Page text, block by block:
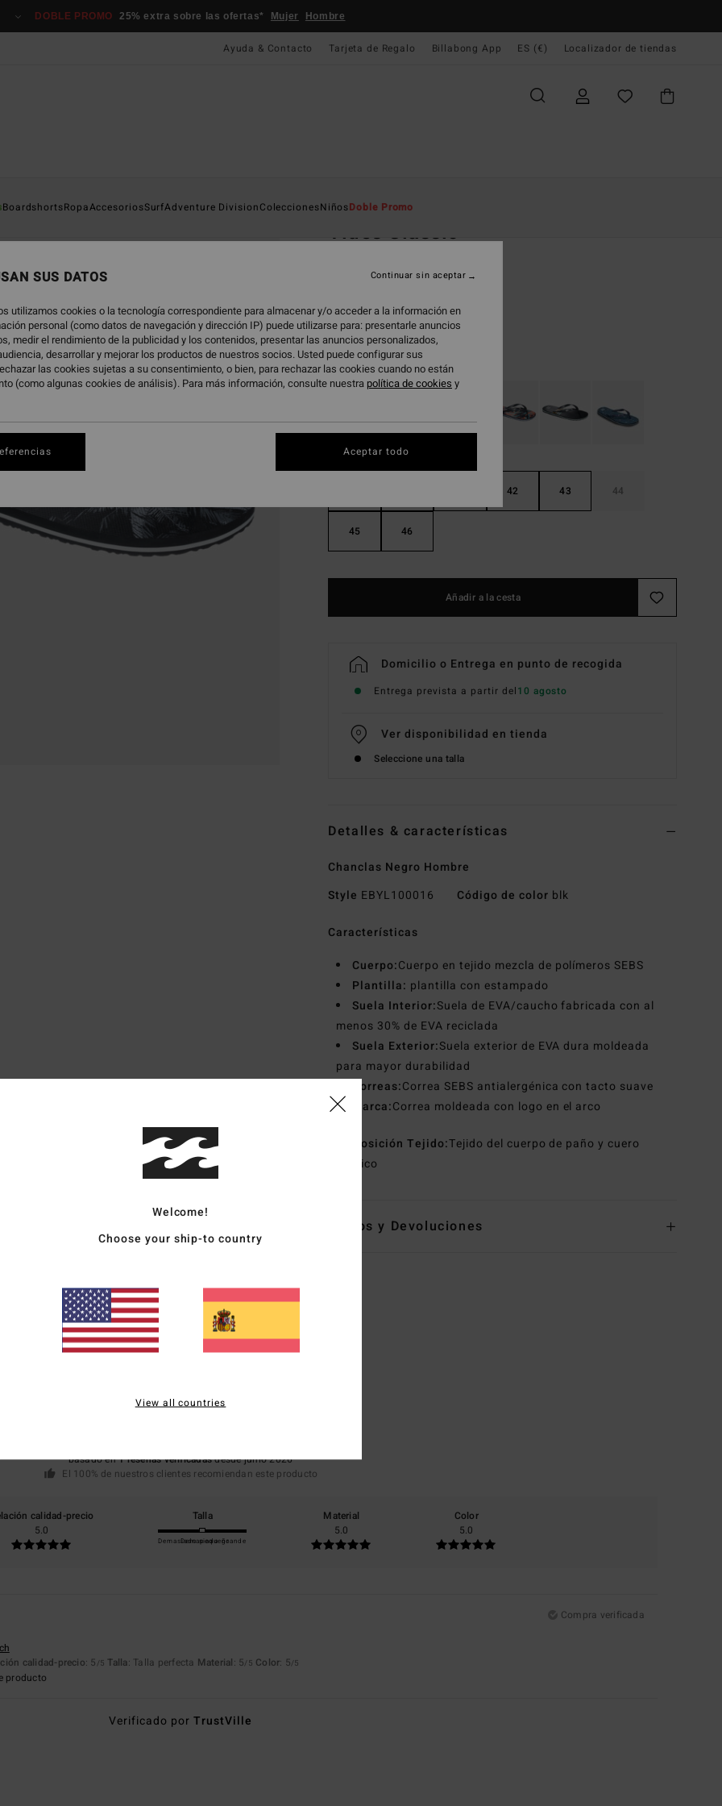
DOBLE PROMO 25% extra sobre las ofertas* Mujer Hombre
Ayuda & Contacto Tarjeta de Regalo Billabong App ES (€) Localizador de tiendas
BoardshortsRopaAccesoriosSurfAdventure DivisionColeccionesNiñosDoble Promo
Tides Classic
(1 Reseñas)
19,99 €
ColorBlack
42 43 44
45 46
Añadir a la cesta
Domicilio o Entrega en punto de recogida
Entrega prevista a partir del10 agosto
Ver disponibilidad en tienda
Seleccione una talla
Detalles & características
Chanclas Negro Hombre
Style EBYL100016 Código de color blk
Características
Cuerpo:Cuerpo en tejido mezcla de polímeros SEBS
Plantilla: plantilla con estampado
Suela Interior:Suela de EVA/caucho fabricada con al
menos 30% de EVA reciclada
Suela Exterior:Suela exterior de EVA dura moldeada
para mayor durabilidad
Correas:Correa SEBS antialergénica con tacto suave
Marca:Correa moldeada con logo en el arco
Composición Tejido:Tejido del cuerpo de paño y cuero
sintético
Envíos y Devoluciones
5.0/5
basado en1 reseñas verificadasdesde junio 2026
El 100% de nuestros clientes recomiendan este producto
calidad-precio
5.0
Talla
Demasiado pequeño
Demasiado grande
Material
5.0
Color
5.0
Compra verificada
calidad-precio: 5 /5 Talla: Talla perfecta Material: 5/5 Color: 5/5
producto
Verificado por TrustVille
Welcome!
Choose your ship-to country
View all countries
SUS DATOS
utilizamos cookies o la tecnología correspondiente para almacenar y/o acceder a la información en
personal (como datos de navegación y dirección IP) puede utilizarse para: presentarle anuncios
medir el rendimiento de la publicidad y los contenidos, presentar las anuncios personalizados,
desarrollar y mejorar los productos de nuestros socios. Usted puede configurar sus
las cookies sujetas a su consentimiento, o bien, para rechazar las cookies cuando no están
(como algunas cookies de análisis). Para más información, consulte nuestra política de cookies y
Continuar sin aceptar
Aceptar todo